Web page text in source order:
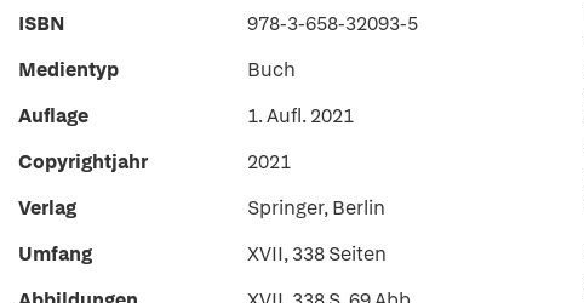
ISBN
978-3-658-32093-5
Medientyp
Buch
Auflage
1. Aufl. 2021
Copyrightjahr
2021
Verlag
Springer, Berlin
Umfang
XVII, 338 Seiten